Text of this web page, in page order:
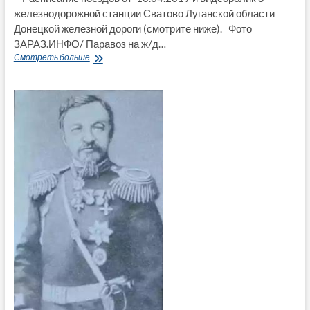
железнодорожной станции Сватово Луганской области
Донецкой железной дороги (смотрите ниже). Фото
ЗАРАЗ.ИНФО/ Паравоз на ж/д…
Смотреть большеРасписание
ж/
д
станции
Сватово
(фото
и
видео)